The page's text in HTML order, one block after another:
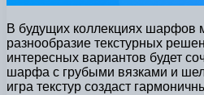
В будущих коллекциях шарфов
разнообразие текстурных
интересных вариантов будет
шарфа с грубыми вязками и
игра текстур создаст